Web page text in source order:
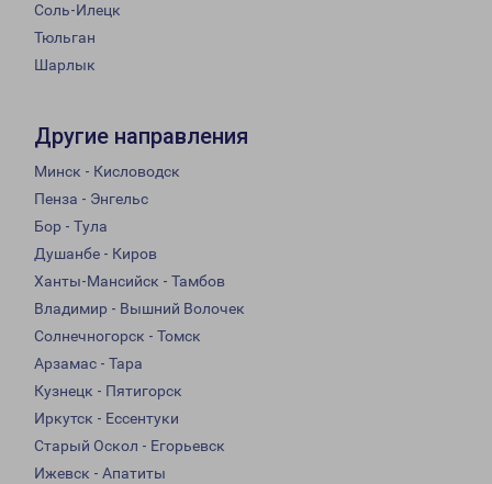
Соль-Илецк
Тюльган
Шарлык
Другие направления
Минск - Кисловодск
Пенза - Энгельс
Бор - Тула
Душанбе - Киров
Ханты-Мансийск - Тамбов
Владимир - Вышний Волочек
Солнечногорск - Томск
Арзамас - Тара
Кузнецк - Пятигорск
Иркутск - Ессентуки
Старый Оскол - Егорьевск
Ижевск - Апатиты